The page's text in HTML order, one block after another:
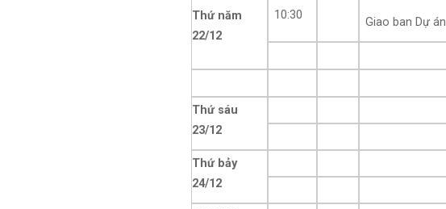
Thứ năm
22/12
10:30
Giao ban Dự án
Thứ sáu
23/12
Thứ bảy
24/12